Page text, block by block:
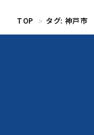
TOP タグ: 神戸市